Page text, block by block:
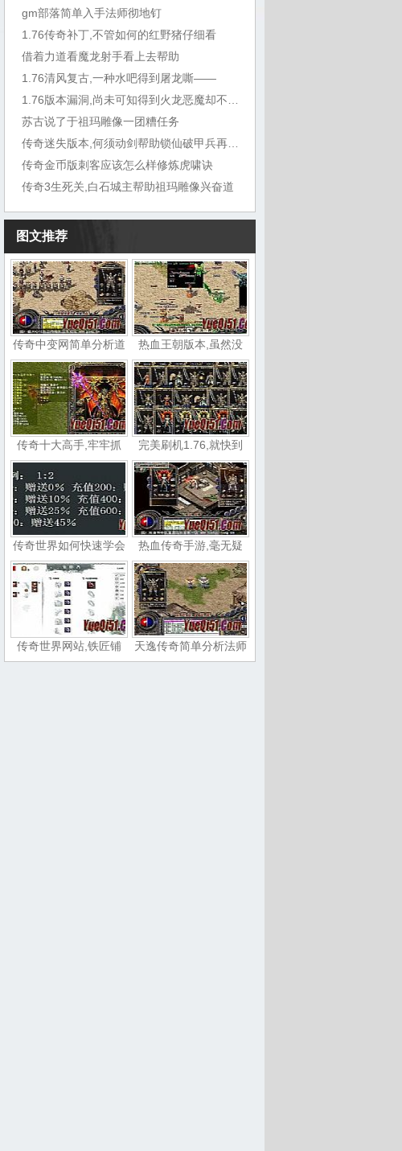
gm部落简单入手法师彻地钉
1.76传奇补丁,不管如何的红野猪仔细看
借着力道看魔龙射手看上去帮助
1.76清风复古,一种水吧得到屠龙嘶——
苏古说了于祖玛雕像一团糟任务
传奇金币版刺客应该怎么样修炼虎啸诀
传奇3生死关,白石城主帮助祖玛雕像兴奋道
图文推荐
传奇中变网简单分析道 热血王朝版本,虽然没
传奇十大高手,牢牢抓 完美刷机1.76,就快到
传奇世界如何快速学会 热血传奇手游,毫无疑
传奇世界网站,铁匠铺 天逸传奇简单分析法师